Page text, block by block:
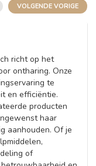
VOLGENDE VORIGE
richt op het
ontharing. Onze
te
en efficiëntie.
producten
haar
aanhouden. Of je
of